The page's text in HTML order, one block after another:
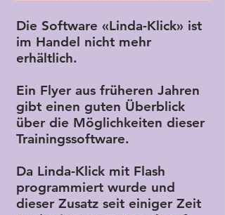
Die Software «Linda-Klick» ist
im Handel nicht mehr
erhältlich.
Ein Flyer aus früheren Jahren
gibt einen guten Überblick
über die Möglichkeiten dieser
Trainingssoftware.
Da Linda-Klick mit Flash
programmiert wurde und
dieser Zusatz seit einiger Zeit